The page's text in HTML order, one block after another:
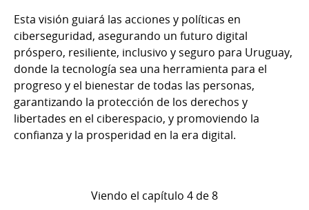
Esta visión guiará las acciones y políticas en
ciberseguridad, asegurando un futuro digital
próspero, resiliente, inclusivo y seguro para Uruguay,
donde la tecnología sea una herramienta para el
progreso y el bienestar de todas las personas,
garantizando la protección de los derechos y
libertades en el ciberespacio, y promoviendo la
confianza y la prosperidad en la era digital.
Viendo el capítulo 4 de 8